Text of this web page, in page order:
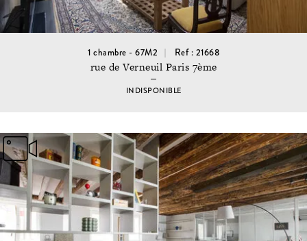
1 chambre - 67M2 Ref : 21668
rue de Verneuil Paris 7ème
INDISPONIBLE